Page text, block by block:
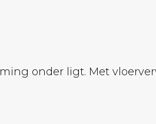
onder ligt. Met